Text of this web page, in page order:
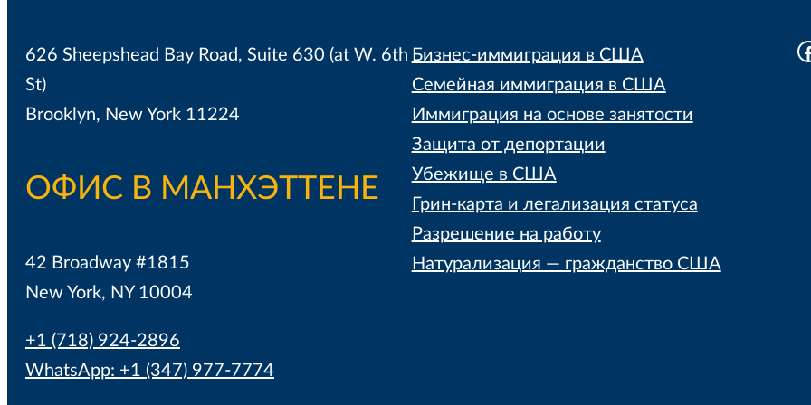
626 Sheepshead Bay Road, Suite 630 (at W. 6th
St)
Brooklyn, New York 11224
ОФИС В МАНХЭТТЕНЕ
42 Broadway #1815
New York, NY 10004
+1 (718) 924-2896
WhatsApp: +1 (347) 977-7774
Бизнес-иммиграция в США
Семейная иммиграция в США
Иммиграция на основе занятости
Защита от депортации
Убежище в США
Грин-карта и легализация статуса
Разрешение на работу
Натурализация — гражданство США